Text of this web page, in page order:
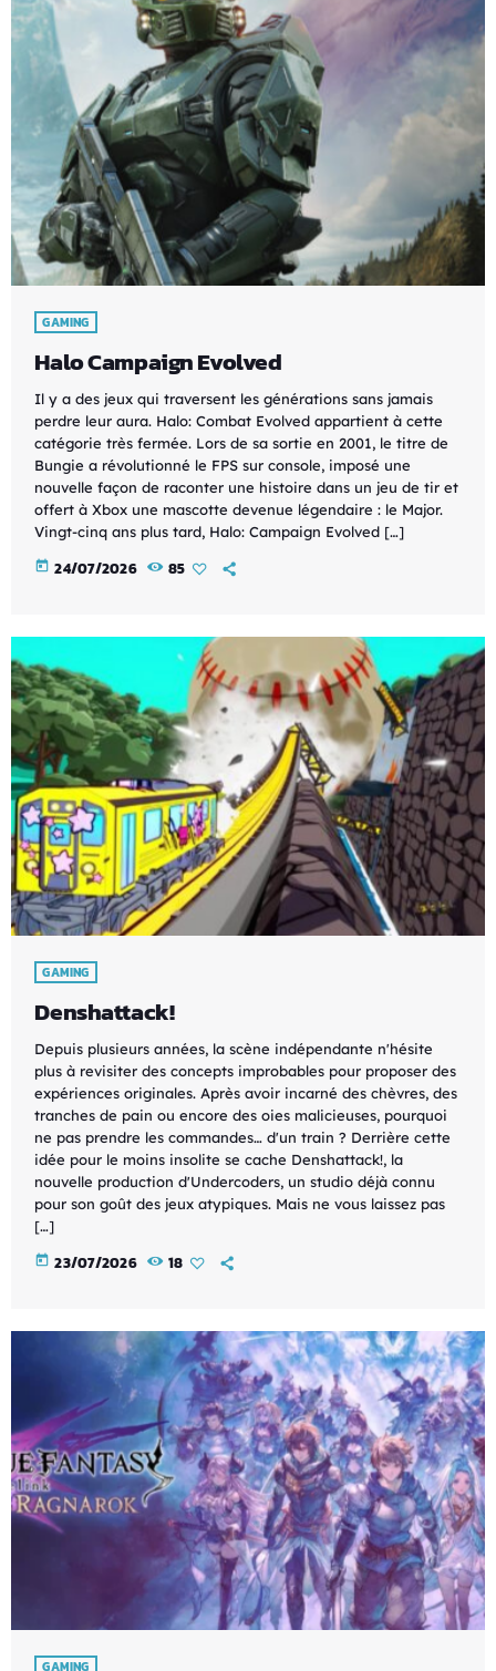
GAMING
Halo Campaign Evolved
Il y a des jeux qui traversent les générations sans jamais
perdre leur aura. Halo: Combat Evolved appartient à cette
catégorie très fermée. Lors de sa sortie en 2001, le titre de
Bungie a révolutionné le FPS sur console, imposé une
nouvelle façon de raconter une histoire dans un jeu de tir et
offert à Xbox une mascotte devenue légendaire : le Major.
Vingt-cinq ans plus tard, Halo: Campaign Evolved […]
today 24/07/2026 85
GAMING
Denshattack!
Depuis plusieurs années, la scène indépendante n'hésite
plus à revisiter des concepts improbables pour proposer des
expériences originales. Après avoir incarné des chèvres, des
tranches de pain ou encore des oies malicieuses, pourquoi
ne pas prendre les commandes… d'un train ? Derrière cette
idée pour le moins insolite se cache Denshattack!, la
nouvelle production d'Undercoders, un studio déjà connu
pour son goût des jeux atypiques. Mais ne vous laissez pas
[…]
today 23/07/2026 18
GAMING